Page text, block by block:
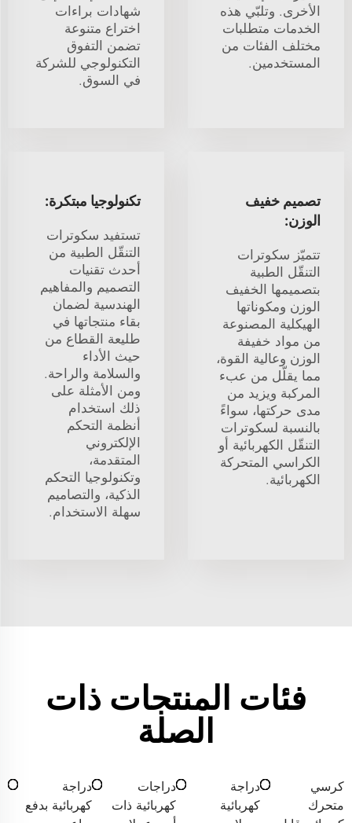
الأخرى. وتلبّي هذه
الخدمات متطلبات
مختلف الفئات من
المستخدمين.
شهادات براءات
اختراع متنوعة
تضمن التفوق
التكنولوجي للشركة
في السوق.
تصميم خفيف
الوزن:
تتميّز سكوترات
التنقّل الطبية
بتصميمها الخفيف
الوزن ومكوناتها
الهيكلية المصنوعة
من مواد خفيفة
الوزن وعالية القوة،
مما يقلّل من عبء
المركبة ويزيد من
مدى حركتها، سواءً
بالنسبة لسكوترات
التنقّل الكهربائية أو
الكراسي المتحركة
الكهربائية.
تكنولوجيا مبتكرة:
تستفيد سكوترات
التنقّل الطبية من
أحدث تقنيات
التصميم والمفاهيم
الهندسية لضمان
بقاء منتجاتها في
طليعة القطاع من
حيث الأداء
والسلامة والراحة.
ومن الأمثلة على
ذلك استخدام
أنظمة التحكم
الإلكتروني
المتقدمة،
وتكنولوجيا التحكم
الذكية، والتصاميم
سهلة الاستخدام.
فئات المنتجات ذات
الصلة
كرسي
متحرك
دراجة
كهربائية
دراجات
كهربائية ذات
دراجة
كهربائية بدفع